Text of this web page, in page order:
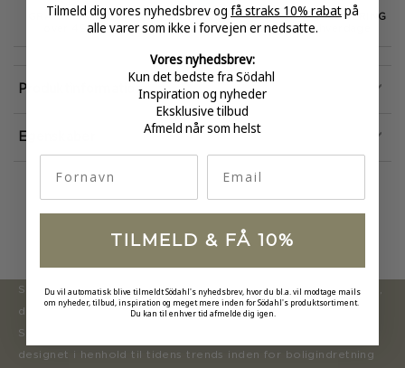
GRATIS FRAGT
over 499
E-MÆRKET
certificeret
HURTIG LEVERING
1-3 hverdage
Egenskaber
Produktinformation
Södahl ønsker at tilbyde en moderne og attraktiv kollektion,
der inspirerer forbrugerne til at forny deres hjem.
Sortimentet opdateres løbende med nye produkter, der er
designet i henhold til tidens trends inden for boligindretning
Tilmeld dig vores nyhedsbrev og få straks 10% rabatpå
alle varer som ikke i forvejen er nedsatte.
Vores nyhedsbrev:
Kun det bedste fra Södahl
Inspiration og nyheder
Eksklusive tilbud
Afmeld når som helst
TILMELD & FÅ 10%
Du vil automatisk blive tilmeldt Södahl's nyhedsbrev, hvor du bl.a. vil modtage mails
om nyheder, tilbud, inspiration og meget mere inden for Södahl's produktsortiment.
Du kan til enhver tid afmelde dig igen.